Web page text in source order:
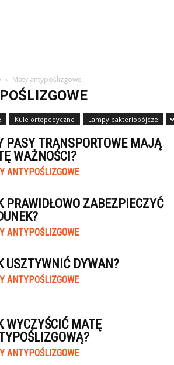
Maty antypoślizgowe
Kule ortopedyczne Lampy bakteriobójcze
PASY TRANSPORTOWE MAJĄ
WAŻNOŚCI?
ANTYPOŚLIZGOWE
PRAWIDŁOWO ZABEZPIECZYĆ
ANTYPOŚLIZGOWE
USZTYWNIĆ DYWAN?
ANTYPOŚLIZGOWE
WYCZYŚCIĆ MATĘ
ANTYPOŚLIZGOWE